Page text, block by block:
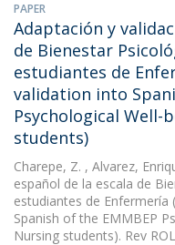
PAPER
Adaptación y
de Bienestar
estudiantes de
validation into
Psychological Well-
students)
Charepe, Z. , Alvarez,
español de la escala de
estudiantes de
Spanish of the EMMBEP
Nursing students). Rev